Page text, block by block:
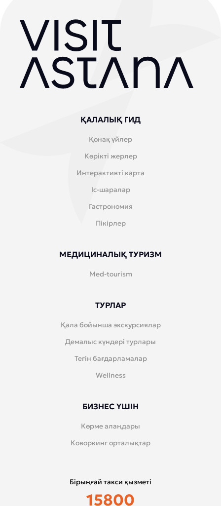
ҚАЛАЛЫҚ ГИД
Қонақ үйлер
Көрікті жерлер
Интерактивті карта
Іс-шаралар
Гастрономия
Пікірлер
МЕДИЦИНАЛЫҚ ТУРИЗМ
Med-tourism
ТУРЛАР
Қала бойынша экскурсиялар
Демалыс күндері турлары
Тегін бағдарламалар
Wellness
БИЗНЕС ҮШІН
Көрме алаңдары
Коворкинг орталықтар
Бірыңғай такси қызметі
15800